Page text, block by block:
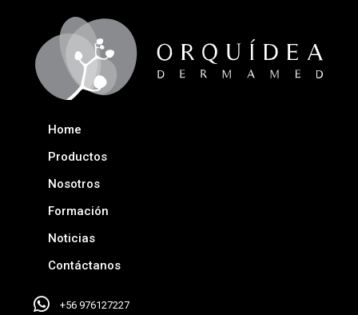
Home
Productos
Nosotros
Formación
Noticias
Contáctanos
+56 976127227